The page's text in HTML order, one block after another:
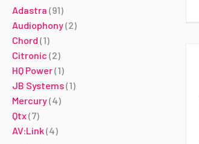
Adastra 91producten
Audiophony 2producten
Chord 1product
Citronic 2producten
HQ Power 1product
JB Systems 1product
Mercury 4producten
Qtx 7producten
AV:Link 4producten